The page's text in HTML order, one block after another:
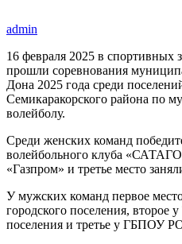
admin
16 февраля 2025 в
прошли соревнования
Дона 2025 года среди
Семикаракорского района по
волейболу.
Среди женских команд
волейбольного клуба
«Газпром» и третье место
У мужских команд первое
городского поселения, второе
поселения и третье у ГБПОУ